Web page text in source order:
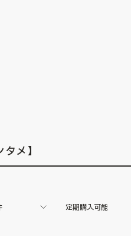
メ】
定期購入可能